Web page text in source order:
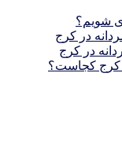
شویم؟
در کرج
کرج کجاست؟